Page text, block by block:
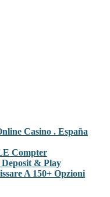
Casino . España
Compter
& Play
A 150+ Opzioni